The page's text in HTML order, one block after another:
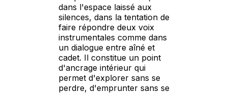
dans l'espace laissé aux
silences, dans la tentation de
faire répondre deux voix
instrumentales comme dans
un dialogue entre aîné et
cadet. Il constitue un point
d'ancrage intérieur qui
permet d'explorer sans se
perdre, d'emprunter sans se